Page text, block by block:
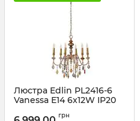
Люстра Edlin PL2416-6
Vanessa E14 6x12W IP20
грн